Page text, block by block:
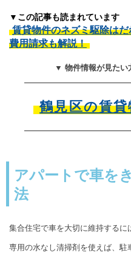
▼この記事も読まれています
賃貸物件のネズミ駆除は
費用請求も解説！
▼ 物件情報が見たい
鶴見区の賃
アパートで車を
法
集合住宅で車を大切に維持するに
専用の水なし清掃剤を使えば、